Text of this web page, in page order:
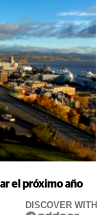
el próximo año
DISCOVER WITH